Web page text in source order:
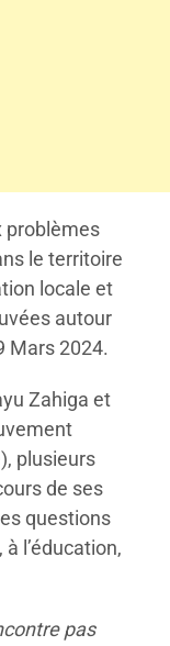
problèmes
le territoire
locale et
autour
Mars 2024.
Zahiga et
plusieurs
de ses
questions
à l’éducation,
pas